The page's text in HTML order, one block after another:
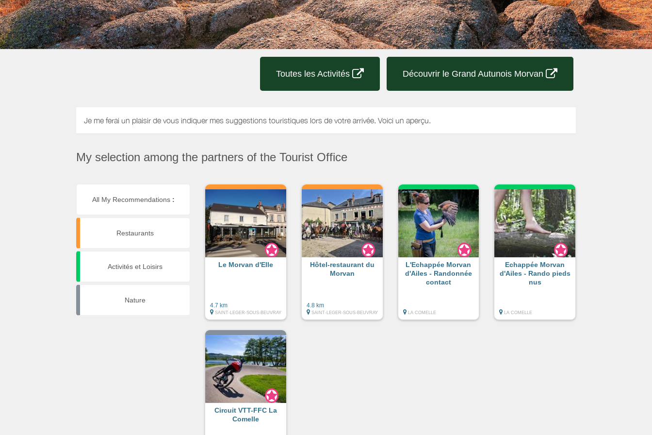
Toutes les Activités Découvrir le Grand Autunois Morvan
Je me ferai un plaisir de vous indiquer mes suggestions touristiques lors de votre arrivée. Voici un aperçu.
My selection among the partners of the Tourist Office
All My Recommendations :
Restaurants
Activités et Loisirs
Nature
Le Morvan d'Elle
4.7 km
SAINT-LEGER-SOUS-BEUVRAY
Hôtel-restaurant du
Morvan
4.8 km
SAINT-LEGER-SOUS-BEUVRAY
L'Echappée Morvan
d'Ailes - Randonnée
contact
LA COMELLE
Echappée Morvan
d'Ailes - Rando pieds
nus
LA COMELLE
Circuit VTT-FFC La
Comelle